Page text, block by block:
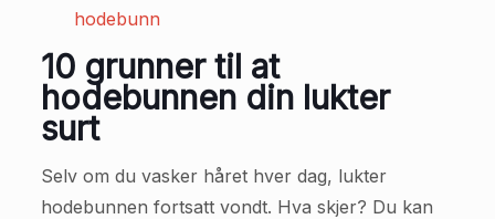
hodebunn
10 grunner til at
hodebunnen din lukter
surt
Selv om du vasker håret hver dag, lukter
hodebunnen fortsatt vondt. Hva skjer? Du kan